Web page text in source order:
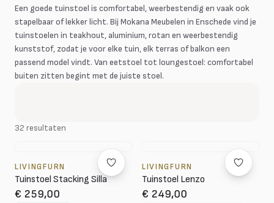
Een goede tuinstoel is comfortabel, weerbestendig en vaak ook
stapelbaar of lekker licht. Bij Mokana Meubelen in Enschede vind je
tuinstoelen in teakhout, aluminium, rotan en weerbestendig
kunststof, zodat je voor elke tuin, elk terras of balkon een
passend model vindt. Van eetstoel tot loungestoel: comfortabel
buiten zitten begint met de juiste stoel.
32 resultaten
LIVINGFURN
Tuinstoel Stacking Silla
€ 259,00
LIVINGFURN
Tuinstoel Lenzo
€ 249,00